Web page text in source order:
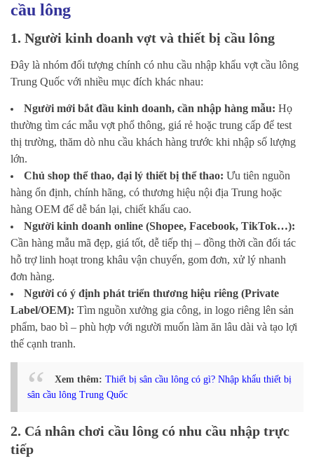
cầu lông
1. Người kinh doanh vợt và thiết bị cầu lông
Đây là nhóm đối tượng chính có nhu cầu nhập khẩu vợt cầu lông
Trung Quốc với nhiều mục đích khác nhau:
Người mới bắt đầu kinh doanh, cần nhập hàng mẫu: Họ
thường tìm các mẫu vợt phổ thông, giá rẻ hoặc trung cấp để test
thị trường, thăm dò nhu cầu khách hàng trước khi nhập số lượng
lớn.
Chủ shop thể thao, đại lý thiết bị thể thao: Ưu tiên nguồn
hàng ổn định, chính hãng, có thương hiệu nội địa Trung hoặc
hàng OEM để dễ bán lại, chiết khấu cao.
Người kinh doanh online (Shopee, Facebook, TikTok…):
Cần hàng mẫu mã đẹp, giá tốt, dễ tiếp thị – đồng thời cần đối tác
hỗ trợ linh hoạt trong khâu vận chuyển, gom đơn, xử lý nhanh
đơn hàng.
Người có ý định phát triển thương hiệu riêng (Private
Label/OEM): Tìm nguồn xưởng gia công, in logo riêng lên sản
phẩm, bao bì – phù hợp với người muốn làm ăn lâu dài và tạo lợi
thế cạnh tranh.
Xem thêm: Thiết bị sân cầu lông có gì? Nhập khẩu thiết bị
sân cầu lông Trung Quốc
2. Cá nhân chơi cầu lông có nhu cầu nhập trực
tiếp